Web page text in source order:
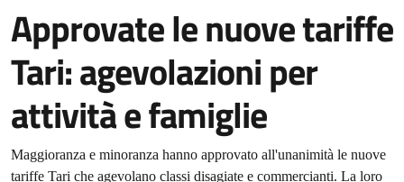
Approvate le nuove tariffe
Tari: agevolazioni per
attività e famiglie
Dettagli della notizia
Maggioranza e minoranza hanno approvato all'unanimità le nuove
tariffe Tari che agevolano classi disagiate e commercianti. La loro